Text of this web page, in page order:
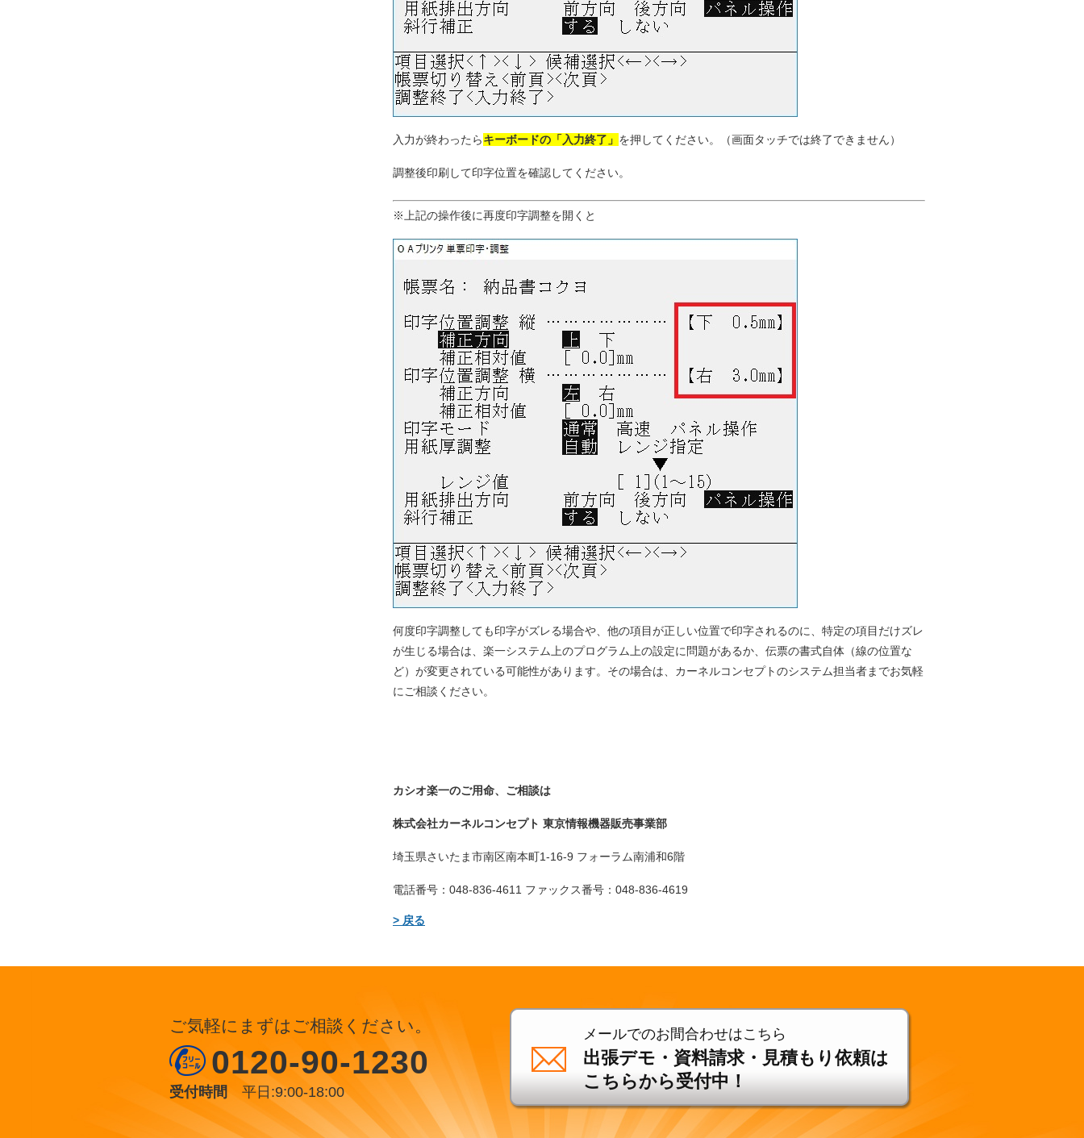
入力が終わったらキーボードの「入力終了」 を押してください。（画面タッチでは終了できません）
調整後印刷して印字位置を確認してください。
※上記の操作後に再度印字調整を開くと
何度印字調整しても印字がズレる場合や、他の項目が正しい位置で印字されるのに、特定の項目だけズレ
が生じる場合は、楽一システム上のプログラム上の設定に問題があるか、伝票の書式自体（線の位置な
ど）が変更されている可能性があります。その場合は、カーネルコンセプトのシステム担当者までお気軽
にご相談ください。
カシオ楽一のご用命、ご相談は
株式会社カーネルコンセプト 東京情報機器販売事業部
埼玉県さいたま市南区南本町1-16-9 フォーラム南浦和6階
電話番号：048-836-4611 ファックス番号：048-836-4619
> 戻る
ご気軽にまずはご相談ください。
0120-90-1230
受付時間 平日:9:00-18:00
メールでのお間合わせはこちら
出張デモ・資料請求・見積もり依頼は
こちらから受付中！